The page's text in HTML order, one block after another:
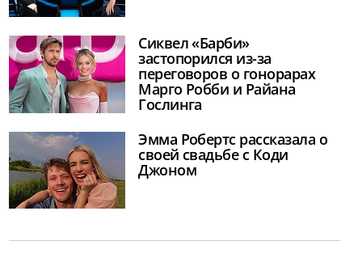
Сиквел «Барби»
застопорился из-за
переговоров о гонорарах
Марго Робби и Райана
Гослинга
Эмма Робертс рассказала о
своей свадьбе с Коди
Джоном